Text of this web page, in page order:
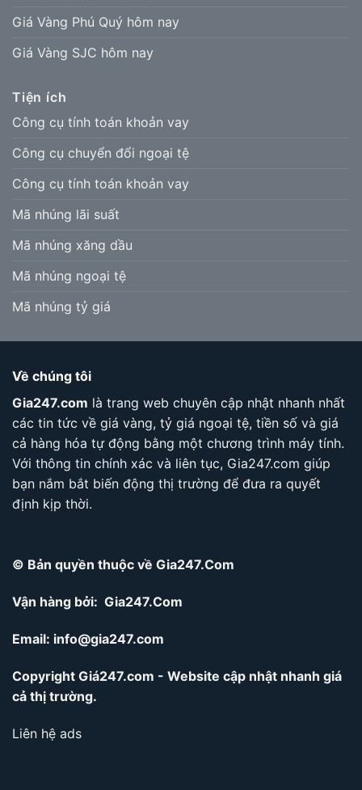
Giá Vàng Phú Quý hôm nay
Giá Vàng SJC hôm nay
Tiện ích
Công cụ tính toán khoản vay
Công cụ chuyển đổi ngoại tệ
Công cụ tính toán khoản vay
Mã nhúng lãi suất
Mã nhúng xăng dầu
Mã nhúng ngoại tệ
Mã nhúng tỷ giá
Về chúng tôi
Gia247.com là trang web chuyên cập nhật nhanh nhất
các tin tức về giá vàng, tỷ giá ngoại tệ, tiền số và giá
cả hàng hóa tự động bằng một chương trình máy tính.
Với thông tin chính xác và liên tục, Gia247.com giúp
bạn nắm bắt biến động thị trường để đưa ra quyết
định kịp thời.
© Bản quyền thuộc về Gia247.Com
Vận hàng bởi: Gia247.Com
Email: info@gia247.com
Copyright Giá247.com - Website cập nhật nhanh giá
cả thị trường.
Liên hệ ads